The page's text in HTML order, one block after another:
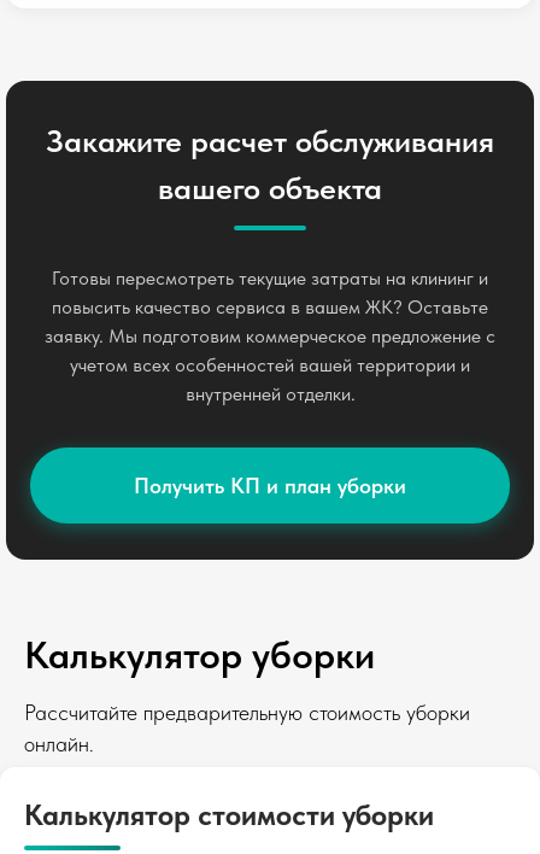
Закажите расчет обслуживания
вашего объекта
Готовы пересмотреть текущие затраты на клининг и
повысить качество сервиса в вашем ЖК? Оставьте
заявку. Мы подготовим коммерческое предложение с
учетом всех особенностей вашей территории и
внутренней отделки.
Получить КП и план уборки
Калькулятор уборки
Рассчитайте предварительную стоимость уборки
онлайн.
Калькулятор стоимости уборки